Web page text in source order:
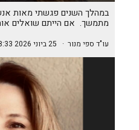
במהלך השנים פגשתי מאות
מתמשך. אם הייתם שואלים
עו"ד ספי מנור · 25 ביוני 2026 18:33